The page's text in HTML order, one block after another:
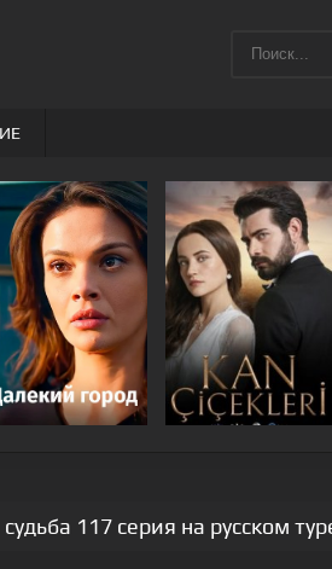
117 серия на русском